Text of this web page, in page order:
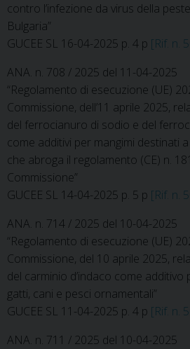
contro l’infezione da virus della
Bulgaria”
GUCEE SL 16-04-2025 p. 4 p [Rif. n.
ANA. n. 708 / 2025 del 11-04-2025
“Regolamento di esecuzione (UE)
Commissione, dell’11 aprile 2025,
del ferrocianuro di sodio e del
come additivi per mangimi destinati
che abroga il regolamento (CE) n.
Commissione”
GUCEE SL 14-04-2025 p. 5 p [Rif. n.
ANA. n. 714 / 2025 del 10-04-2025
“Regolamento di esecuzione (UE)
Commissione, del 10 aprile 2025,
del carminio d’indaco come additivo
gatti, cani e pesci ornamentali”
GUCEE SL 11-04-2025 p. 4 p [Rif. n.
ANA. n. 711 / 2025 del 10-04-2025